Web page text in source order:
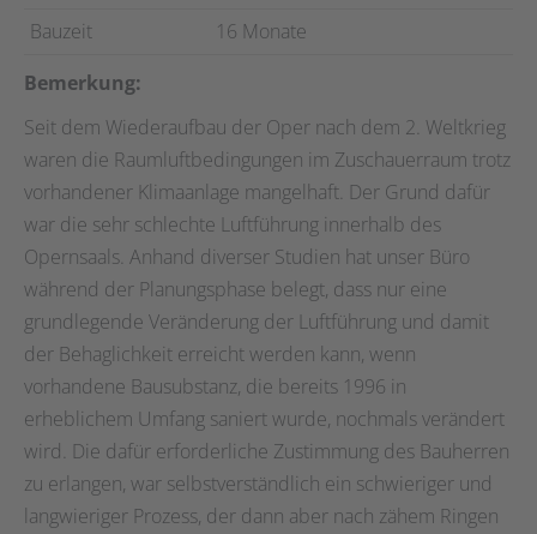
Bauzeit
16 Monate
Bemerkung:
Seit dem Wiederaufbau der Oper nach dem 2. Weltkrieg
waren die Raumluftbedingungen im Zuschauerraum trotz
vorhandener Klimaanlage mangelhaft. Der Grund dafür
war die sehr schlechte Luftführung innerhalb des
Opernsaals. Anhand diverser Studien hat unser Büro
während der Planungsphase belegt, dass nur eine
grundlegende Veränderung der Luftführung und damit
der Behaglichkeit erreicht werden kann, wenn
vorhandene Bausubstanz, die bereits 1996 in
erheblichem Umfang saniert wurde, nochmals verändert
wird. Die dafür erforderliche Zustimmung des Bauherren
zu erlangen, war selbstverständlich ein schwieriger und
langwieriger Prozess, der dann aber nach zähem Ringen